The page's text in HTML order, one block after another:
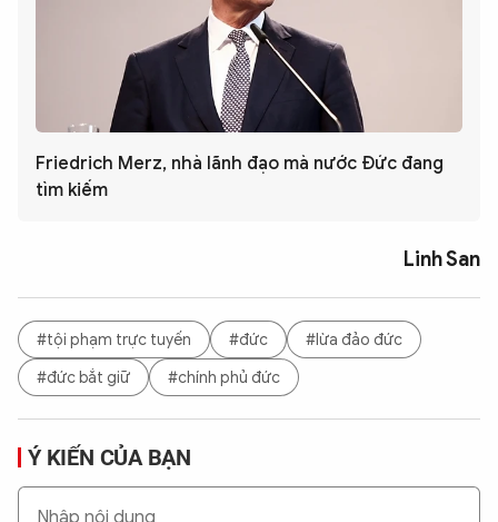
Friedrich Merz, nhà lãnh đạo mà nước Đức đang
tìm kiếm
Linh San
#tội phạm trực tuyến #đức
#lừa đảo đức
#đức bắt giữ
#chính phủ đức
Ý KIẾN CỦA BẠN